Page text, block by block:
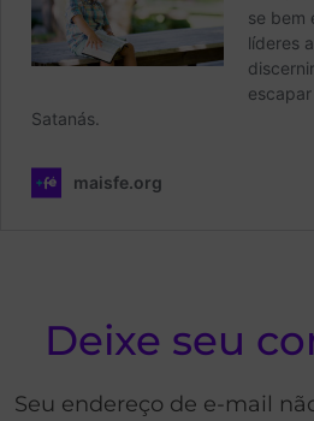
Deixe seu
Seu endereço de e-mail